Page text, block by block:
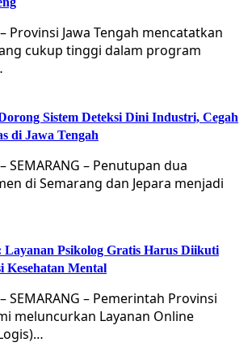
Provinsi Jawa Tengah mencatatkan
cukup tinggi dalam program
Sistem Deteksi Dini Industri, Cegah
di Jawa Tengah
SEMARANG – Penutupan dua
di Semarang dan Jepara menjadi
Layanan Psikolog Gratis Harus Diikuti
Kesehatan Mental
SEMARANG – Pemerintah Provinsi
meluncurkan Layanan Online